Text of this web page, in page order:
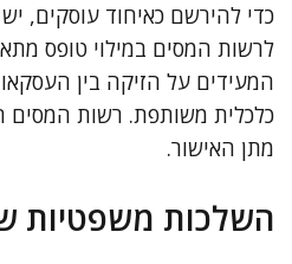
כדי להירשם כאיחוד עוסקים,
לרשות המסים במילוי טופס
המעידים על הזיקה בין
כלכלית משותפת. רשות המסים
מתן האישור.
השלכות משפטיות